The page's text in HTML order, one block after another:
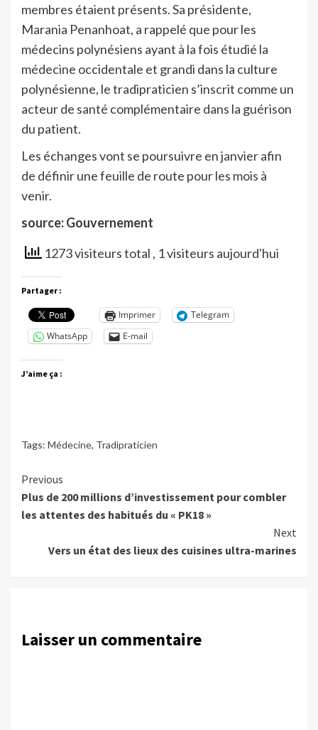
membres étaient présents. Sa présidente,
Marania Penanhoat, a rappelé que pour les
médecins polynésiens ayant à la fois étudié la
médecine occidentale et grandi dans la culture
polynésienne, le tradipraticien s’inscrit comme un
acteur de santé complémentaire dans la guérison
du patient.
Les échanges vont se poursuivre en janvier afin
de définir une feuille de route pour les mois à
venir.
source: Gouvernement
1273 visiteurs total , 1 visiteurs aujourd'hui
Partager :
Imprimer
Telegram
WhatsApp
E-mail
J’aime ça :
Tags: Médecine, Tradipraticien
Continue
Reading
Previous
Plus de 200 millions d’investissement pour combler
les attentes des habitués du « PK18 »
Next
Vers un état des lieux des cuisines ultra-marines
Laisser un commentaire